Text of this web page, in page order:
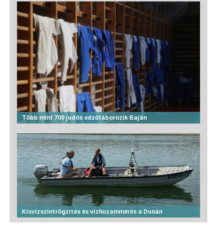
Több mint 700 judós edzőtáborozik Baján
Kisvízszintrögzítés és vízhozammérés a Dunán